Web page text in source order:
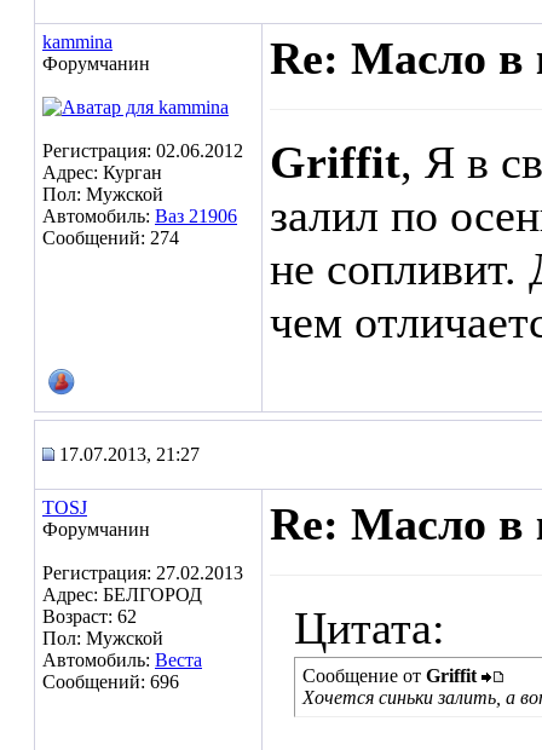
kammina
Форумчанин
Регистрация: 02.06.2012
Адрес: Курган
Пол: Мужской
Автомобиль: Ваз 21906
Сообщений: 274
Re: Масло в
Griffit, Я в
залил по
не сопливит.
чем
17.07.2013, 21:27
TOSJ
Форумчанин
Регистрация: 27.02.2013
Адрес: БЕЛГОРОД
Возраст: 62
Пол: Мужской
Автомобиль: Веста
Сообщений: 696
Re: Масло в
Цитата:
Сообщение от Griffit
Хочется синьки залить, а